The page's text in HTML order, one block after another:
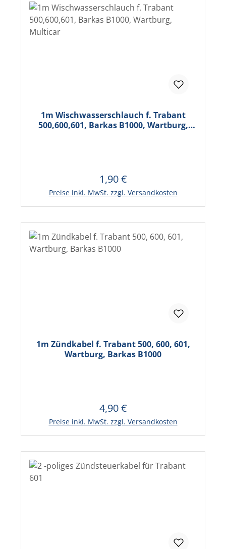
1m Wischwasserschlauch f. Trabant
500,600,601, Barkas B1000, Wartburg,
Regulärer Preis:
1,90 €
Preise inkl. MwSt. zzgl. Versandkosten
In den Warenkorb
1m Zündkabel f. Trabant 500, 600, 601,
Wartburg, Barkas B1000
Regulärer Preis:
4,90 €
Preise inkl. MwSt. zzgl. Versandkosten
In den Warenkorb